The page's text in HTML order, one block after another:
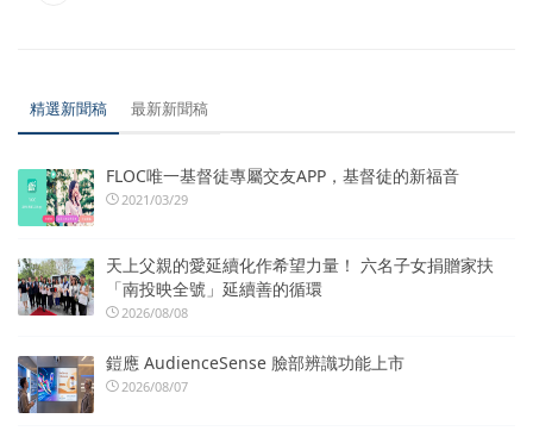
精選新聞稿 最新新聞稿
FLOC唯一基督徒專屬交友APP，基督徒的新福音
2021/03/29
天上父親的愛延續化作希望力量！ 六名子女捐贈家扶
「南投映全號」延續善的循環
2026/08/08
鎧應 AudienceSense 臉部辨識功能上市
2026/08/07